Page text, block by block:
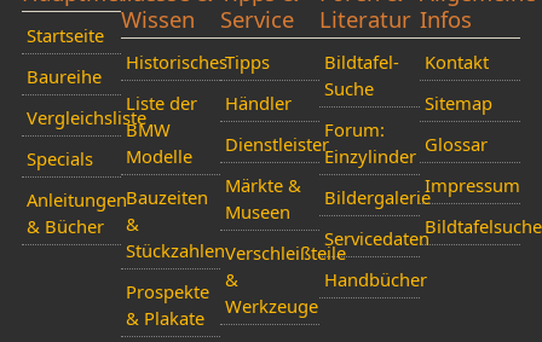
Startseite
Baureihe
Vergleichsliste
Specials
Anleitungen
& Bücher
Wissen
Historisches
Liste der
BMW
Modelle
Bauzeiten
&
Stückzahlen
Prospekte
& Plakate
Service
Tipps
Händler
Dienstleister
Märkte &
Museen
Verschleißteile
&
Werkzeuge
Literatur
Bildtafel-
Suche
Forum:
Einzylinder
Bildergalerie
Servicedaten
Handbücher
Infos
Kontakt
Sitemap
Glossar
Impressum
Bildtafelsuche